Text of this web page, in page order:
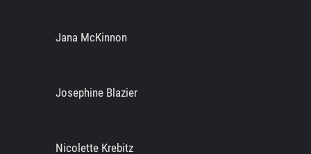
Jana McKinnon
Josephine Blazier
Nicolette Krebitz